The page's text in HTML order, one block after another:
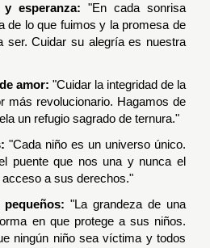
esperanza: "En cada sonrisa
de lo que fuimos y la promesa de
ser.Cuidar su alegría es nuestra
amor: "Cuidar la integridad de la
más revolucionario. Hagamos de
un refugio sagrado de ternura."
"Cada niño es un universo único.
puente que nos una y nunca el
a sus derechos."
"La grandeza de una
en que protege a sus niños.
ningún niño sea víctima y todos